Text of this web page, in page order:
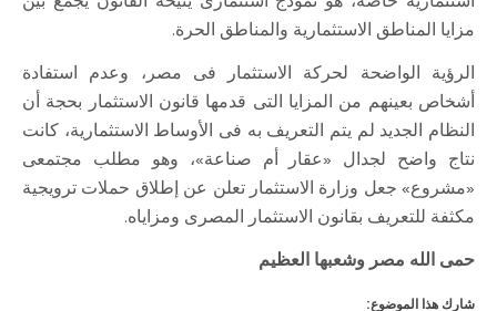
مزايا المناطق الاستثمارية والمناطق الحرة.
الرؤية الواضحة لحركة الاستثمار فى مصر، وعدم استفادة
أشخاص بعينهم من المزايا التى قدمها قانون الاستثمار بحجة أن
النظام الجديد لم يتم التعريف به فى الأوساط الاستثمارية، كانت
نتاج واضح لجدال «عقار أم صناعة»، وهو مطلب مجتمعى
«مشروع» جعل وزارة الاستثمار تعلن عن إطلاق حملات ترويجية
مكثفة للتعريف بقانون الاستثمار المصرى ومزاياه.
حمى الله مصر وشعبها العظيم
شارك هذا الموضوع: